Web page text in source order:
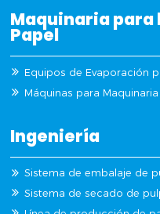
Maquinaria para
Papel
Equipos de Evaporación
Máquinas para
Ingeniería
Sistema de embalaje de
Sistema de secado de